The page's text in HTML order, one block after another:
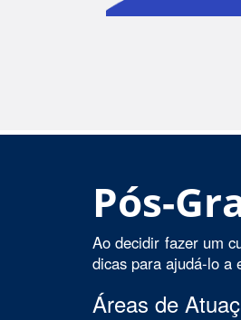
Pós-
Ao decidir fazer um
dicas para ajudá-lo a
Áreas de